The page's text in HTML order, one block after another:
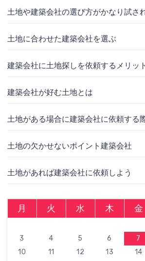
土地や建築会社の選び方がかなり試さ
土地に合わせた建築会社を選ぶ
建築会社に土地探しを依頼するメリット
建築会社が好む土地とは
土地がある場合に建築会社に依頼する
土地の欠かせないポイント建築会社
土地があれば建築会社に依頼しよう
月 火 水 木 金
3
4 5 6 7
10
11 12 13 14